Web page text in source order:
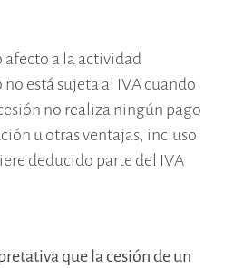
afecto a la actividad
está sujeta al IVA cuando
no realiza ningún pago
u otras ventajas, incluso
deducido parte del IVA
que la cesión de un